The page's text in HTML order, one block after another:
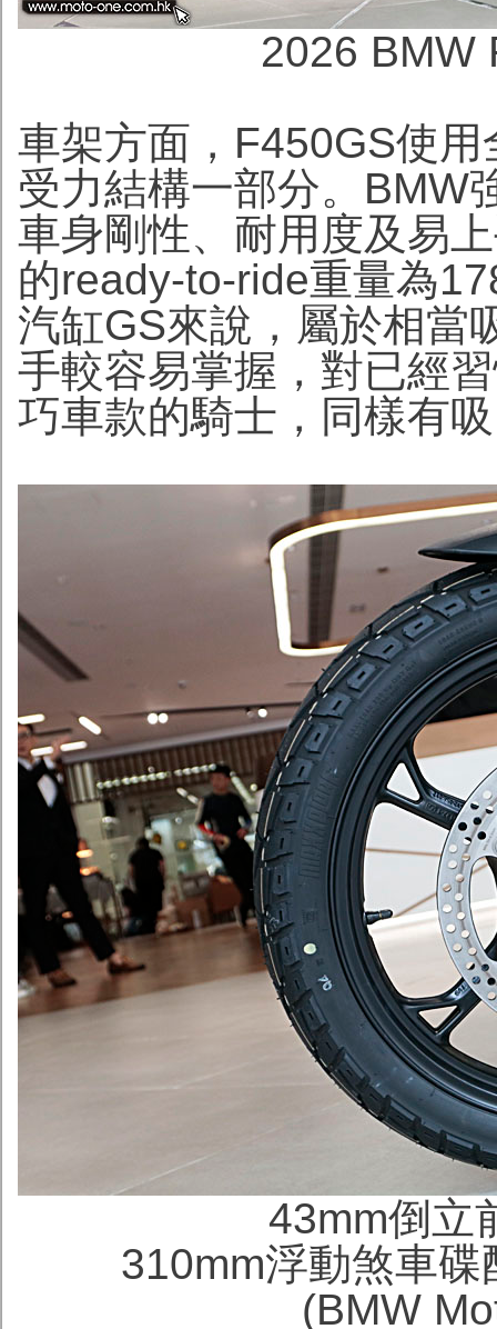
2026 BMW
車架方面，F450GS使
受力結構一部分。BMW
車身剛性、耐用度及易
的ready-to-ride重量為
汽缸GS來說，屬於相當
手較容易掌握，對已經
巧車款的騎士，同樣有
43mm倒立
310mm浮動煞車
(BMW